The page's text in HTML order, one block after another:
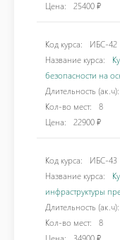
Цена:
25400 ₽
Код курса:
ИБС-42
Название курса:
безопасности на
Длительность (ак.ч):
Кол-во мест:
8
Цена:
22900 ₽
Код курса:
ИБС-43
Название курса:
инфраструктуры
Длительность (ак.ч):
Кол-во мест:
8